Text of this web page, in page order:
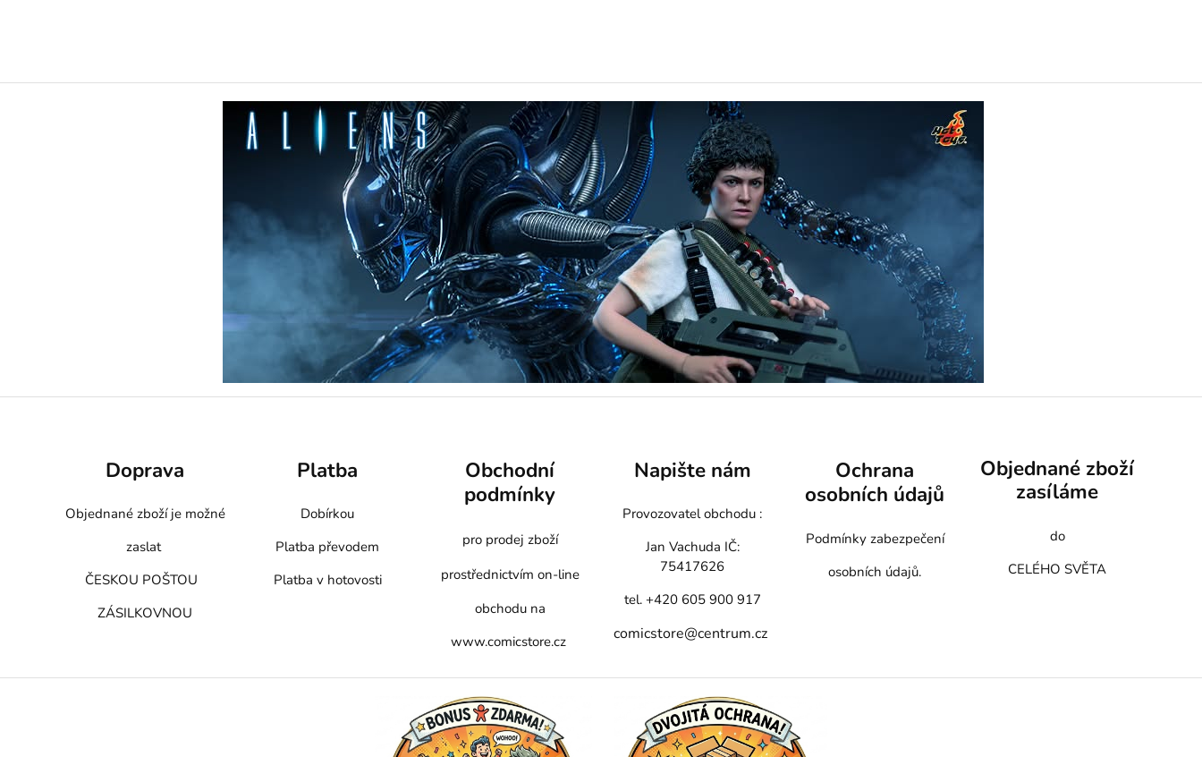
Doprava
Objednané zboží je možné
zaslat
ČESKOU POŠTOU
ZÁSILKOVNOU
Platba
Dobírkou
Platba převodem
Platba v hotovosti
Obchodní
podmínky
pro prodej zboží
prostřednictvím on-line
obchodu na
www.comicstore.cz
Napište nám
Provozovatel obchodu :
Jan Vachuda IČ:
75417626
tel. +420 605 900 917
comicstore@centrum.cz
Ochrana
osobních údajů
Podmínky zabezpečení
osobních údajů.
Objednané zboží
zasíláme
do
CELÉHO SVĚTA